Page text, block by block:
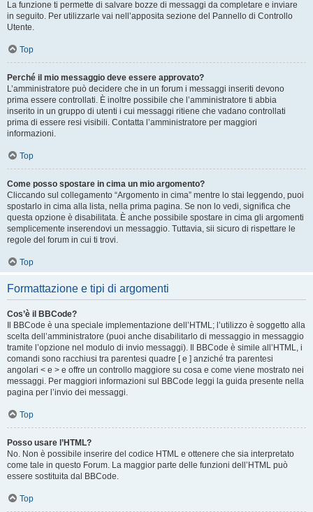
La funzione ti permette di salvare bozze di messaggi da completare e inviare
in seguito. Per utilizzarle vai nell’apposita sezione del Pannello di Controllo
Utente.
Top
Perché il mio messaggio deve essere approvato?
L’amministratore può decidere che in un forum i messaggi inseriti devono
prima essere controllati. È inoltre possibile che l’amministratore ti abbia
inserito in un gruppo di utenti i cui messaggi ritiene che vadano controllati
prima di essere resi visibili. Contatta l’amministratore per maggiori
informazioni.
Top
Come posso spostare in cima un mio argomento?
Cliccando sul collegamento “Argomento in cima” mentre lo stai leggendo, puoi
spostarlo in cima alla lista, nella prima pagina. Se non lo vedi, significa che
questa opzione è disabilitata. È anche possibile spostare in cima gli argomenti
semplicemente inserendovi un messaggio. Tuttavia, sii sicuro di rispettare le
regole del forum in cui ti trovi.
Top
Formattazione e tipi di argomenti
Cos’è il BBCode?
Il BBCode è una speciale implementazione dell’HTML; l’utilizzo è soggetto alla
scelta dell’amministratore (puoi anche disabilitarlo di messaggio in messaggio
tramite l’opzione nel modulo di invio messaggi). Il BBCode è simile all’HTML, i
comandi sono racchiusi tra parentesi quadre [ e ] anziché tra parentesi
angolari < e > e offre un controllo maggiore su cosa e come viene mostrato nei
messaggi. Per maggiori informazioni sul BBCode leggi la guida presente nella
pagina per l’invio dei messaggi.
Top
Posso usare l’HTML?
No. Non è possibile inserire del codice HTML e ottenere che sia interpretato
come tale in questo Forum. La maggior parte delle funzioni dell’HTML può
essere sostituita dal BBCode.
Top